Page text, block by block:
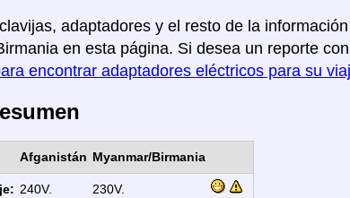
adaptadores y el resto de la
en esta página. Si desea un reporte
encontrar adaptadores eléctricos para su
Afganistán Myanmar/Birmania
240V. 230V.